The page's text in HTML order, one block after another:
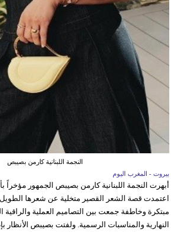
النجمة اللبنانية كارمن بصيبص
بيروت - المغرب اليوم
أبهرت النجمة اللبنانية كارمن بصيبص الجمهور
اعتمدت قصة الشعر القصير متخلية عن شعرها الطويل
مبتكرة وخاطفة جمعت بين التصاميم العملية والراقية
النهارية والمناسبات الرسمية. ولفتت بصيبص الأنظار